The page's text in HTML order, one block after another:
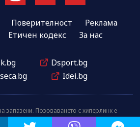
Поверителност
Реклама
Етичен кодекс За нас
Dsport.bg
Idei.bg
запазени. Позоваването с хиперлинк е
задължително.